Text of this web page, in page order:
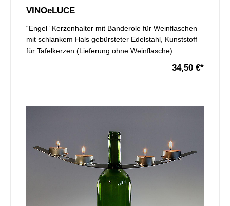
VINOeLUCE
“Engel” Kerzenhalter mit Banderole für Weinflaschen
mit schlankem Hals gebürsteter Edelstahl, Kunststoff
für Tafelkerzen (Lieferung ohne Weinflasche)
34,50 €*